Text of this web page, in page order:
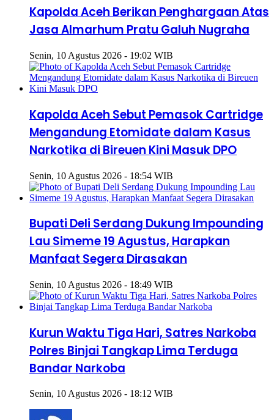
Kapolda Aceh Berikan Penghargaan Atas
Jasa Almarhum Pratu Galuh Nugraha
Senin, 10 Agustus 2026 - 19:02 WIB
Kapolda Aceh Sebut Pemasok Cartridge
Mengandung Etomidate dalam Kasus
Narkotika di Bireuen Kini Masuk DPO
Senin, 10 Agustus 2026 - 18:54 WIB
Bupati Deli Serdang Dukung Impounding
Lau Simeme 19 Agustus, Harapkan
Manfaat Segera Dirasakan
Senin, 10 Agustus 2026 - 18:49 WIB
Kurun Waktu Tiga Hari, Satres Narkoba
Polres Binjai Tangkap Lima Terduga
Bandar Narkoba
Senin, 10 Agustus 2026 - 18:12 WIB